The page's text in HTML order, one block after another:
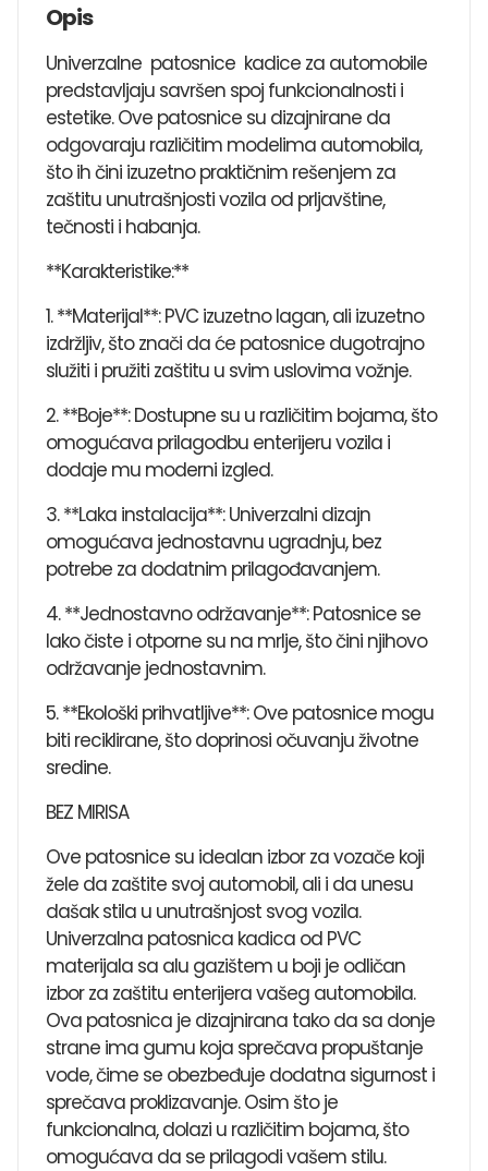
Opis
Univerzalne patosnice kadice za automobile
predstavljaju savršen spoj funkcionalnosti i
estetike. Ove patosnice su dizajnirane da
odgovaraju različitim modelima automobila,
što ih čini izuzetno praktičnim rešenjem za
zaštitu unutrašnjosti vozila od prljavštine,
tečnosti i habanja.
**Karakteristike:**
1. **Materijal**: PVC izuzetno lagan, ali izuzetno
izdržljiv, što znači da će patosnice dugotrajno
služiti i pružiti zaštitu u svim uslovima vožnje.
2. **Boje**: Dostupne su u različitim bojama, što
omogućava prilagodbu enterijeru vozila i
dodaje mu moderni izgled.
3. **Laka instalacija**: Univerzalni dizajn
omogućava jednostavnu ugradnju, bez
potrebe za dodatnim prilagođavanjem.
4. **Jednostavno održavanje**: Patosnice se
lako čiste i otporne su na mrlje, što čini njihovo
održavanje jednostavnim.
5. **Ekološki prihvatljive**: Ove patosnice mogu
biti reciklirane, što doprinosi očuvanju životne
sredine.
BEZ MIRISA
Ove patosnice su idealan izbor za vozače koji
žele da zaštite svoj automobil, ali i da unesu
dašak stila u unutrašnjost svog vozila.
Univerzalna patosnica kadica od PVC
materijala sa alu gazištem u boji je odličan
izbor za zaštitu enterijera vašeg automobila.
Ova patosnica je dizajnirana tako da sa donje
strane ima gumu koja sprečava propuštanje
vode, čime se obezbeđuje dodatna sigurnost i
sprečava proklizavanje. Osim što je
funkcionalna, dolazi u različitim bojama, što
omogućava da se prilagodi vašem stilu.